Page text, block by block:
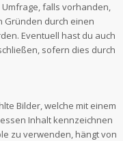
falls vorhanden,
Gründen durch einen
Eventuell hast du auch
sofern dies durch
Bilder, welche mit einem
Inhalt kennzeichnen
zu verwenden, hängt von